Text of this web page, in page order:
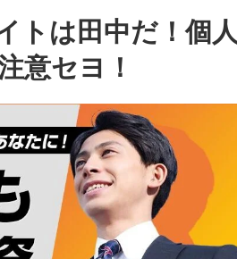
トは田中だ！個人
意セヨ！